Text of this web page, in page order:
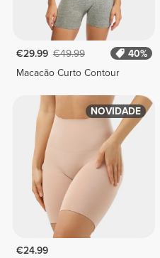
€29.99 €49.99
40%
Macacão Curto Contour
NOVIDADE
€24.99